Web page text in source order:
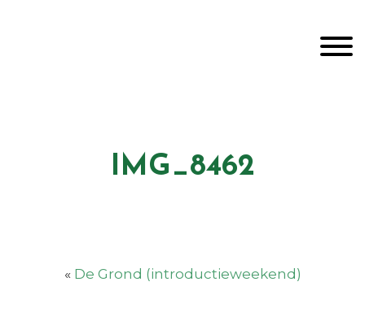
IMG_8462
« De Grond (introductieweekend)